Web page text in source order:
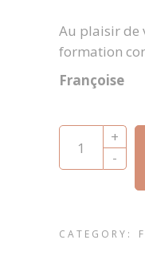
Au plaisir de
formation
Françoise
Formation :
-
+
CATEGORY: